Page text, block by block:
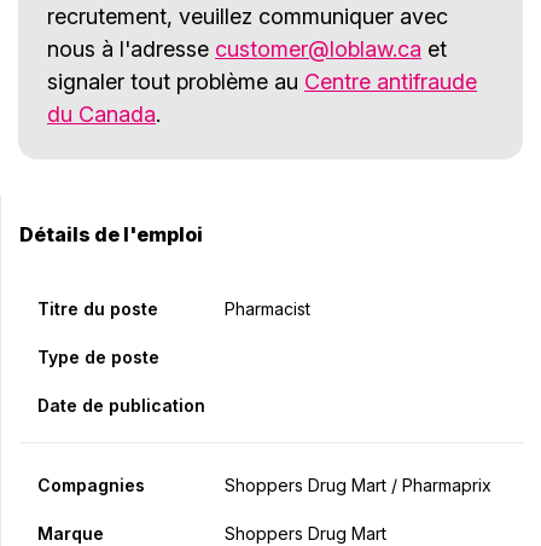
recrutement, veuillez communiquer avec
nous à l'adresse customer@loblaw.ca et
signaler tout problème au Centre antifraude
du Canada.
Détails de l'emploi
Titre du poste Pharmacist
Type de poste
Date de publication
Compagnies Shoppers Drug Mart / Pharmaprix
Marque Shoppers Drug Mart